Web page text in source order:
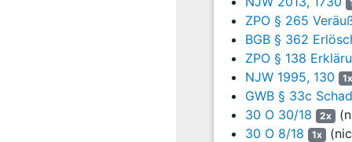
4. Von den Kosten des
Klagepartei 83% zu
5. Das Urteil ist gegen
6. Der Streitwert wird
Tatbestand
ZPO § 265
BGB § 362
ZPO § 138
NJW 1995, 130 1x
GWB § 33c
30 O 30/18 2x
30 O 8/18
1x